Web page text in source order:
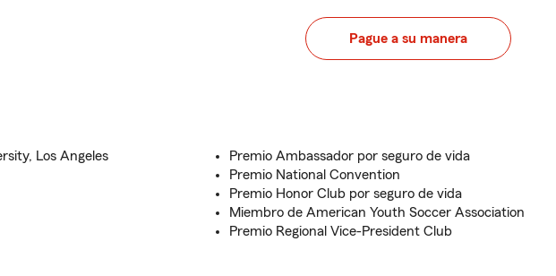
Pague a su manera
Los Angeles
Premio Ambassador por seguro de vida
Premio National Convention
Premio Honor Club por seguro de vida
Miembro de American Youth Soccer Association
Premio Regional Vice-President Club